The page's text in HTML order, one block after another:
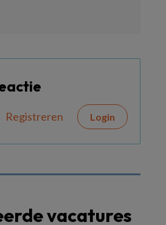
Registreren Login
vacatures